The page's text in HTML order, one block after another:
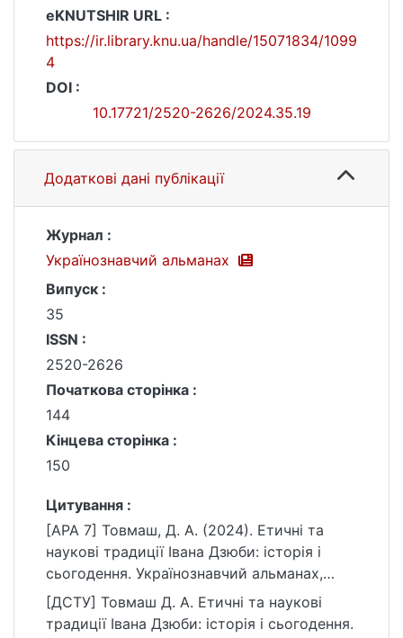
eKNUTSHIR URL :
https://ir.library.knu.ua/handle/15071834/1099
4
DOI :
10.17721/2520-2626/2024.35.19
Додаткові дані публікації
Журнал :
Українознавчий альманах
Випуск :
35
ISSN :
2520-2626
Початкова сторінка :
144
Кінцева сторінка :
150
Цитування :
[APA 7] Товмаш, Д. А. (2024). Етичні та
наукові традиції Івана Дзюби: історія і
сьогодення. Українознавчий альманах,
(35), 144–150. https://doi.org/10.17721/2520-
2626/2024.35.19
[ДСТУ] Товмаш Д. А. Етичні та наукові
традиції Івана Дзюби: історія і сьогодення.